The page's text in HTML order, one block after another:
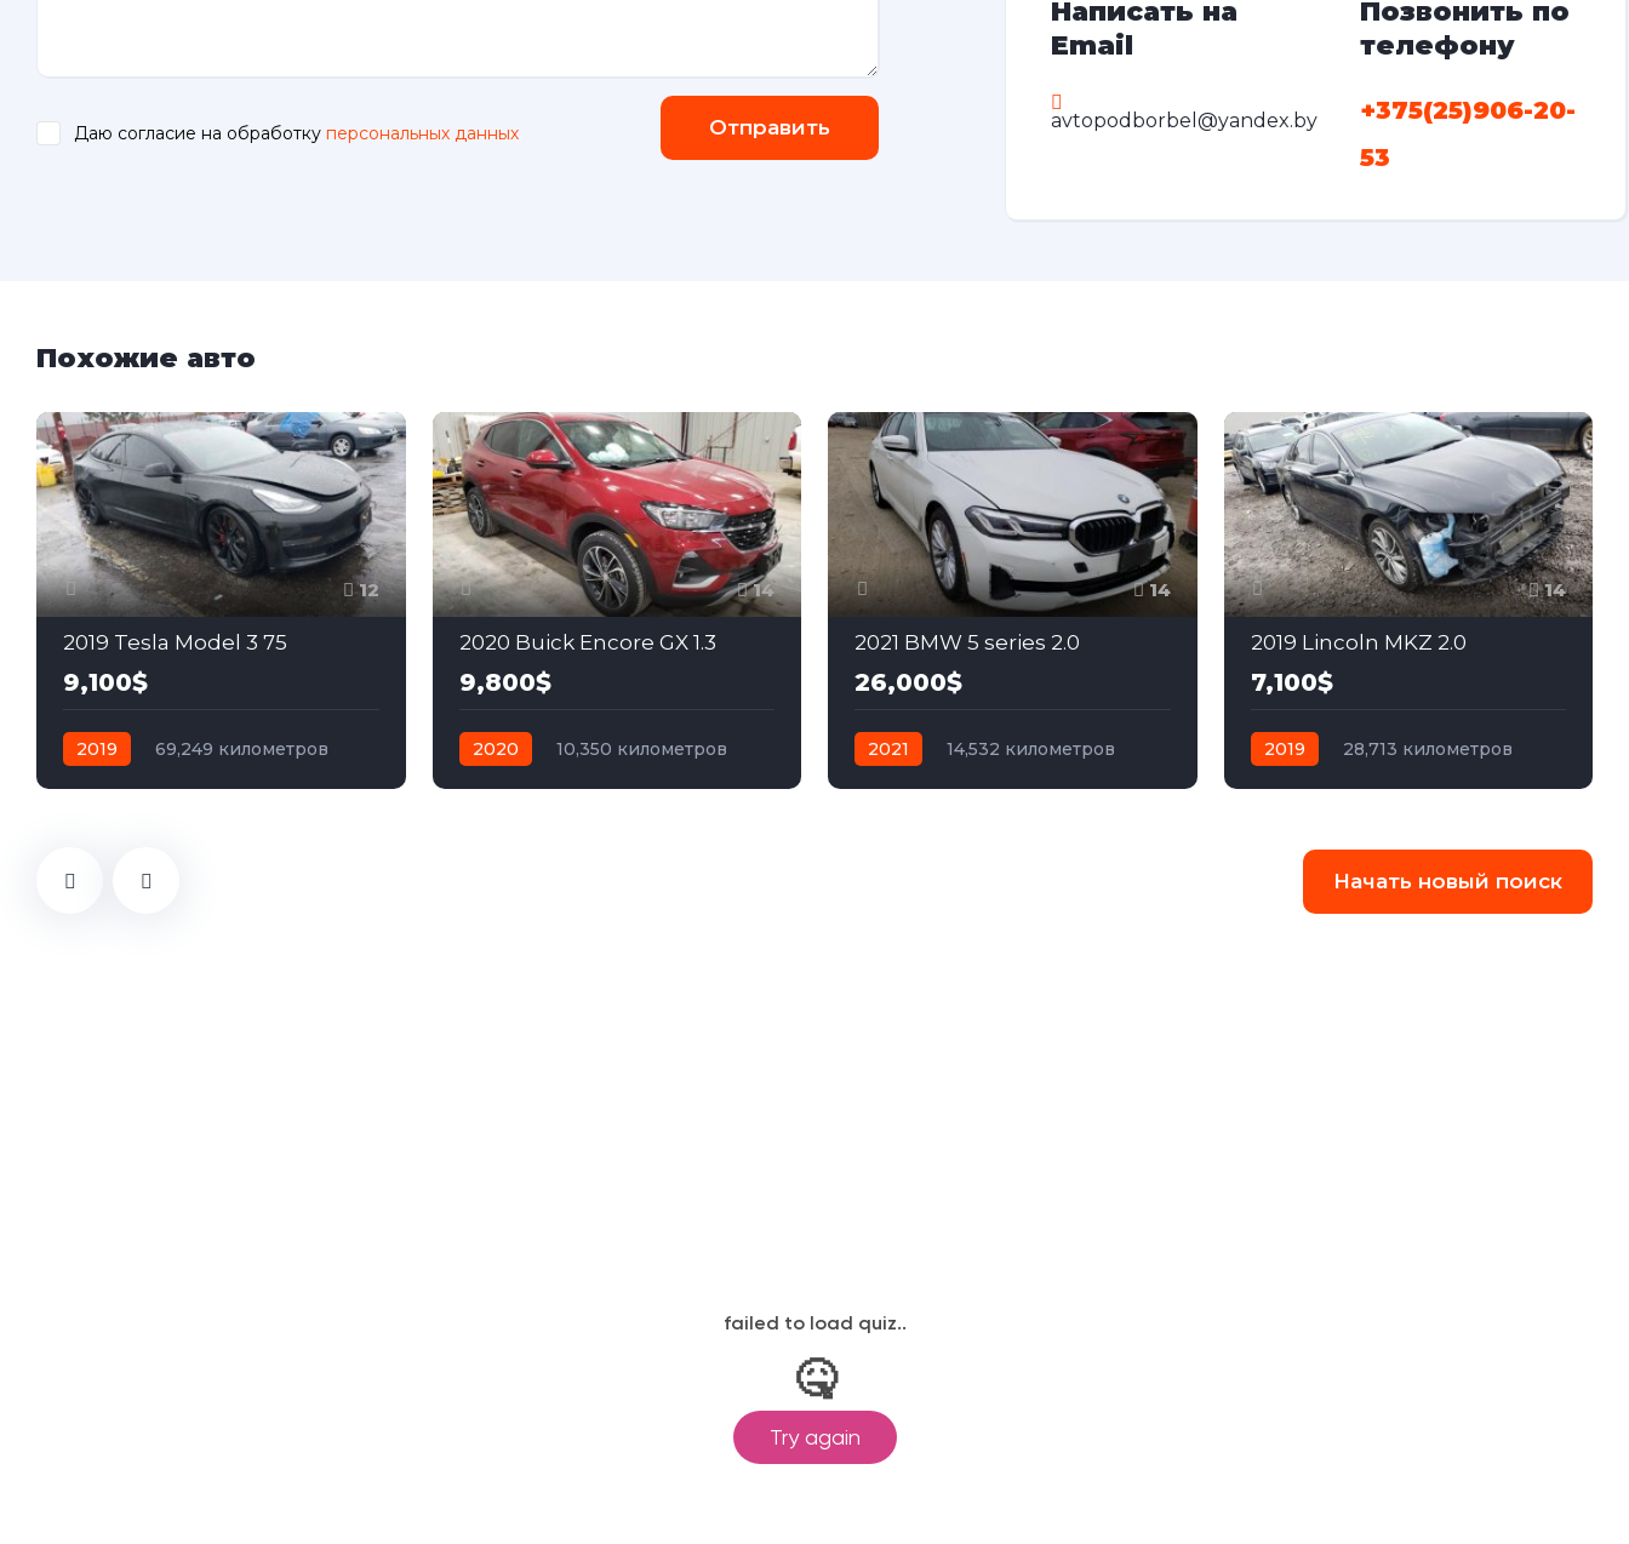
Даю согласие на обработку персональных данных Отправить
Написать на
Email
avtopodborbel@yandex.by
Позвонить по
телефону
+375(25)906-20-
53
Похожие авто
12
2019 Tesla Model 3 75
9,100$
2019
69,249 километров
14
2020 Buick Encore GX 1.3
9,800$
2020
10,350 километров
14
2021 BMW 5 series 2.0
26,000$
2021
14,532 километров
14
2019 Lincoln MKZ 2.0
7,100$
2019
28,713 километров
Начать новый поиск